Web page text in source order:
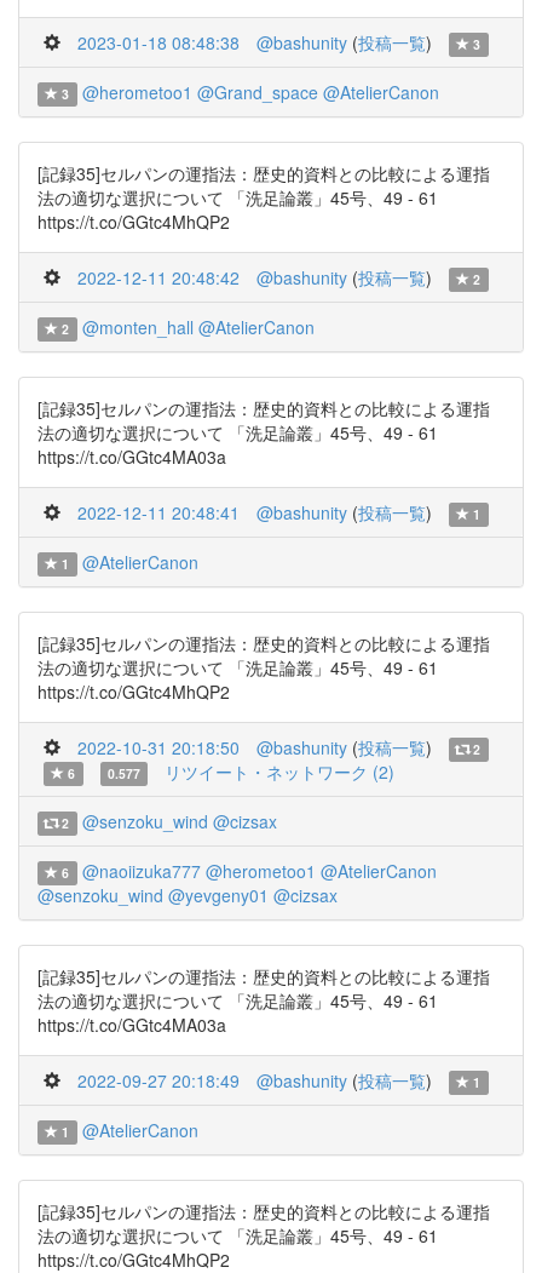
2023-01-18 08:48:38 @bashunity (投稿一覧) 3
3 @herometoo1 @Grand_space @AtelierCanon
[記録35]セルパンの運指法：歴史的資料との比較による運指
法の適切な選択について 「洗足論叢」45号、49 - 61
https://t.co/GGtc4MhQP2
2022-12-11 20:48:42 @bashunity (投稿一覧) 2
2 @monten_hall @AtelierCanon
[記録35]セルパンの運指法：歴史的資料との比較による運指
法の適切な選択について 「洗足論叢」45号、49 - 61
https://t.co/GGtc4MA03a
2022-12-11 20:48:41 @bashunity (投稿一覧) 1
1 @AtelierCanon
[記録35]セルパンの運指法：歴史的資料との比較による運指
法の適切な選択について 「洗足論叢」45号、49 - 61
https://t.co/GGtc4MhQP2
2022-10-31 20:18:50 @bashunity (投稿一覧)
2
6
0.577 リツイート・ネットワーク (2)
2 @senzoku_wind @cizsax
6 @naoiizuka777 @herometoo1 @AtelierCanon
@senzoku_wind @yevgeny01 @cizsax
[記録35]セルパンの運指法：歴史的資料との比較による運指
法の適切な選択について 「洗足論叢」45号、49 - 61
https://t.co/GGtc4MA03a
2022-09-27 20:18:49 @bashunity (投稿一覧) 1
1 @AtelierCanon
[記録35]セルパンの運指法：歴史的資料との比較による運指
法の適切な選択について 「洗足論叢」45号、49 - 61
https://t.co/GGtc4MhQP2